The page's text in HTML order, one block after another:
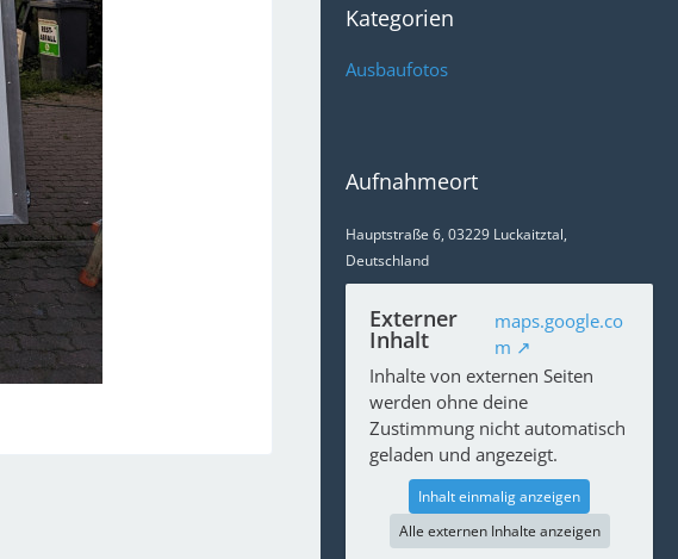
Kategorien
Ausbaufotos
Aufnahmeort
Hauptstraße 6, 03229 Luckaitztal,
Deutschland
Externer
Inhalt
maps.google.co
m
Inhalte von externen Seiten
werden ohne deine
Zustimmung nicht automatisch
geladen und angezeigt.
Inhalt einmalig anzeigen
Alle externen Inhalte anzeigen